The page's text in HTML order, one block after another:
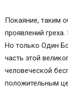
Покаяние, таким
проявлений
Но только Один
часть этой
человеческой
положительным